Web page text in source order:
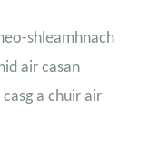
shleamhnach
air casan
a chuir air